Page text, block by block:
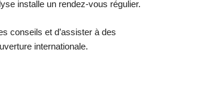
installe un rendez-vous régulier.
conseils et d’assister à des
internationale.